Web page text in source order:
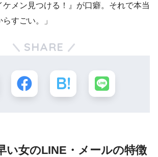
ケメン見つける！』が口癖。それで本当
すごい。」
SHARE
い女のLINE・メールの特徴